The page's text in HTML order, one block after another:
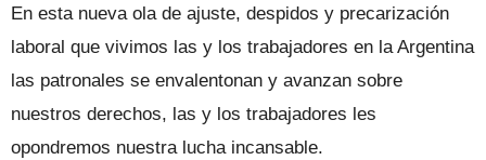
En esta nueva ola de ajuste, despidos y precarización
laboral que vivimos las y los trabajadores en la Argentina
las patronales se envalentonan y avanzan sobre
nuestros derechos, las y los trabajadores les
opondremos nuestra lucha incansable.